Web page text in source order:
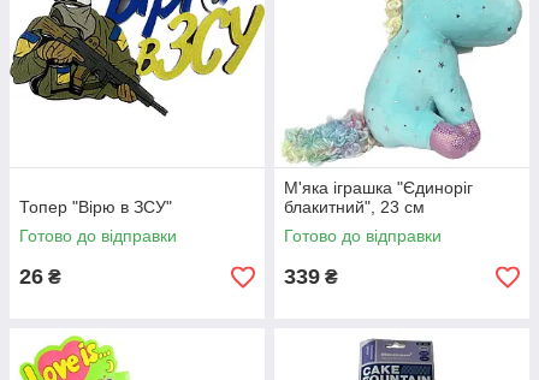
Топер "Вірю в ЗСУ"
Готово до відправки
26 ₴
М'яка іграшка "Єдиноріг
блакитний", 23 см
Готово до відправки
339 ₴